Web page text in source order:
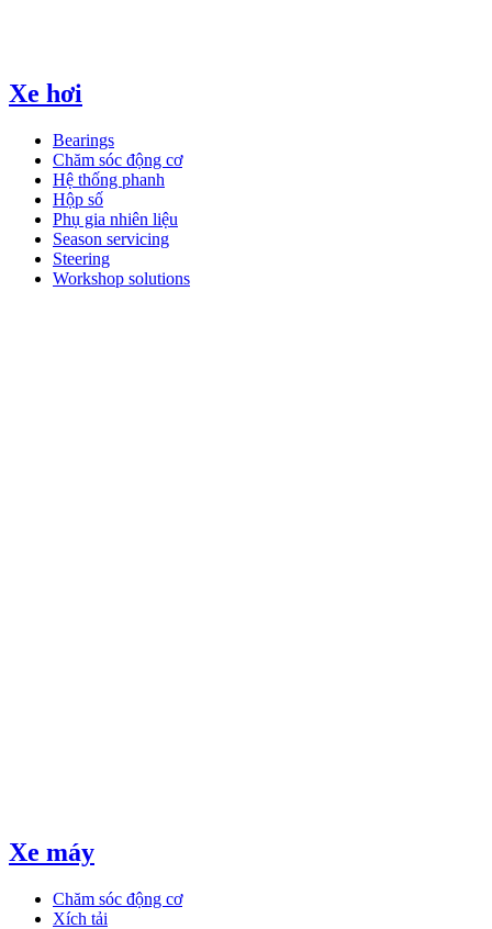
Xe hơi
Bearings
Chăm sóc động cơ
Hệ thống phanh
Hộp số
Phụ gia nhiên liệu
Season servicing
Steering
Workshop solutions
Xe máy
Chăm sóc động cơ
Xích tải